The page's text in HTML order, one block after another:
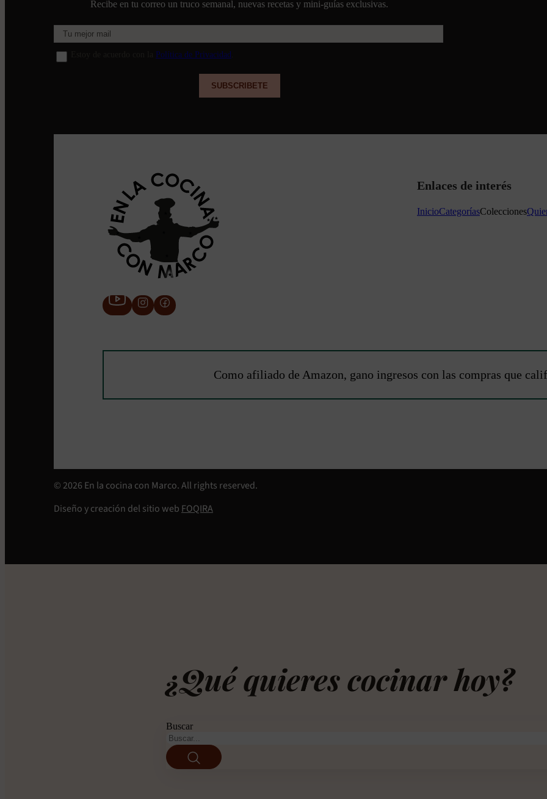
Recibe en tu correo un truco semanal, nuevas recetas y mini-guías exclusivas.
Política de Privacidad
Enlaces de interés
InicioCategoríasColecciones
Como afiliado de Amazon, gano ingresos con las compras que
© 2026 En la cocina con Marco. All rights reserved.
Diseño y creación del sitio web FOQIRA
¿Qué quieres cocinar hoy?
Buscar